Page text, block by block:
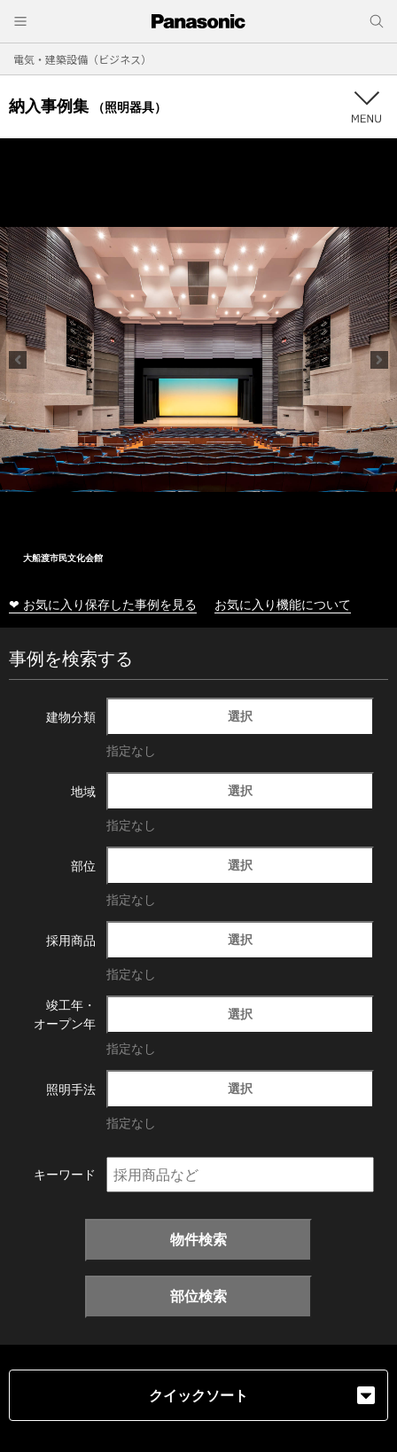
電気・建築設備（ビジネス）
納入事例集 （照明器具）
大船渡市民文化会館
❤ お気に入り保存した事例を見る お気に入り機能について
事例を検索する
建物分類 選択
指定なし
地域 選択
指定なし
部位 選択
指定なし
採用商品 選択
指定なし
竣工年・
オープン年
選択
指定なし
照明手法 選択
指定なし
キーワード
物件検索
部位検索
クイックソート